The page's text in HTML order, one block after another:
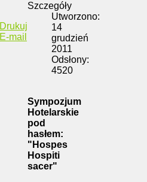
Drukuj
E-mail
Szczegóły
Utworzono:
14
grudzień
2011
Odsłony:
4520
Sympozjum
Hotelarskie
pod
hasłem:
"Hospes
Hospiti
sacer"